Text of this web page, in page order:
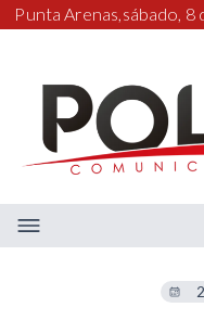
Punta Arenas,sábado, 8